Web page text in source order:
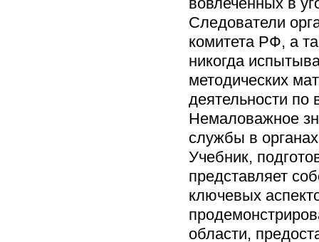
Следователи
комитета РФ, а
никогда
методических
деятельности по
Немаловажное
службы в
Учебник,
представляет
ключевых
области,